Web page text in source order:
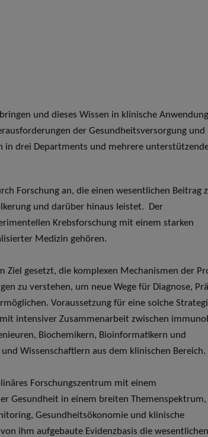
und dieses Wissen in klinische
der Gesundheitsversorgung und
drei Departments und mehrere
Forschung an, die einen wesentlichen Beitrag
und darüber hinaus leistet. Der
Krebsforschung mit einem starken
Medizin gehören.
Ziel gesetzt, die komplexen Mechanismen der
zu verstehen, um neue Wege für Diagnose,
Voraussetzung für eine solche
intensiver Zusammenarbeit zwischen
Biochemikern, Bioinformatikern und
Wissenschaftlern aus dem klinischen Bereich.
Forschungszentrum mit einem
Gesundheit in einem breiten
Gesundheitsökonomie und klinische
ihm aufgebaute Evidenzbasis die